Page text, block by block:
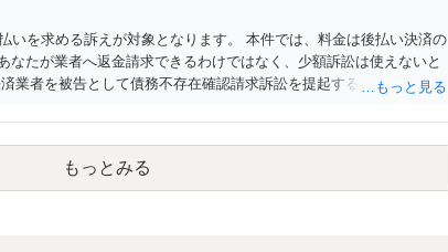
定する特定興行入場券に該当し、券面上使用者が指定されている
肢がない場合もあるでしょう。 このように、本件の紛争は、法的に
のかを追求した解決が必要になると思われます。なかなか難しい
異なるかもしれません。
いを求める訴えが対象となります。 本件では、料金は後払い決済の
なたが業者へ返金請求できるわけではなく、少額訴訟は使えないと
業者を被告として債務不存在確認請求訴訟を提起することも考えら
てきた場合には全面的に争う、というやり方がベターではないかと
で、消費者問題に強い弁護士（消費者保護委員会に所属しているな
もっとみる